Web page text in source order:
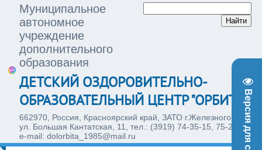
Муниципальное
автономное
учреждение
дополнительного
образования
ДЕТСКИЙ ОЗДОРОВИТЕЛЬНО-
ОБРАЗОВАТЕЛЬНЫЙ ЦЕНТР "ОРБИТА"
662970, Россия, Красноярский край, ЗАТО г.Железногорск,
ул. Большая Кантатская, 11, тел.: (3919) 74-35-15, 75-28-77,
e-mail: dolorbita_1985@mail.ru